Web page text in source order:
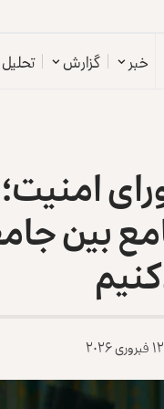
خبر گزارش تحلیل
امنیت؛
بین